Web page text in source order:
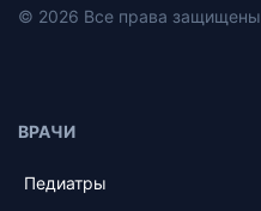
© 2026 Все права
ВРАЧИ
Педиатры